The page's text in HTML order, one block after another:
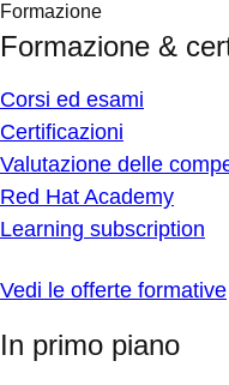
Formazione
Formazione &
Corsi ed esami
Certificazioni
Valutazione delle
Red Hat Academy
Learning subscription
Vedi le offerte formative
In primo piano